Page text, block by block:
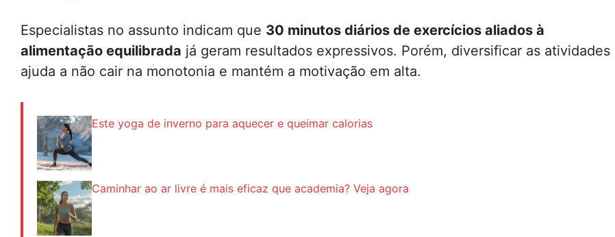
Especialistas no assunto indicam que 30 minutos diários de exercícios aliados à
alimentação equilibrada já geram resultados expressivos. Porém, diversificar as atividades
ajuda a não cair na monotonia e mantém a motivação em alta.
Este yoga de inverno para aquecer e queimar calorias
Caminhar ao ar livre é mais eficaz que academia? Veja agora